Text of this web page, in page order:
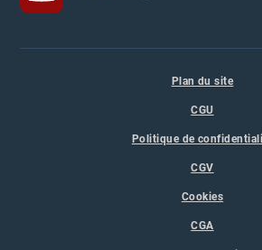
Plan du site
CGU
Politique de
CGV
Cookies
CGA